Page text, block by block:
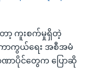
တော့ ကူးစက်မှုရှိတဲ့
ကာကွယ်ရေး အစီအမံ
ာဏာပိုင်တွေက ပြောဆို